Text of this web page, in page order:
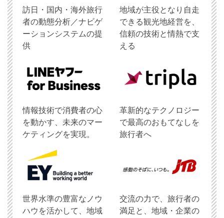
訪日・国内・海外旅行
者の動態分析／ナビゲ
ーションシステムの提
供
地域が主役となり自走
できる観光地経営を、
信頼の技術と情熱で支
える
情報技術で消費者の心
を動かす、未来のマー
ケティングを実現。
革新的なテクノロジー
で最高のおもてなしを
旅行者へ
世界水準の豊富なノウ
ハウを活かして、地域
交流の力で、旅行者の
満足と、地域・企業の